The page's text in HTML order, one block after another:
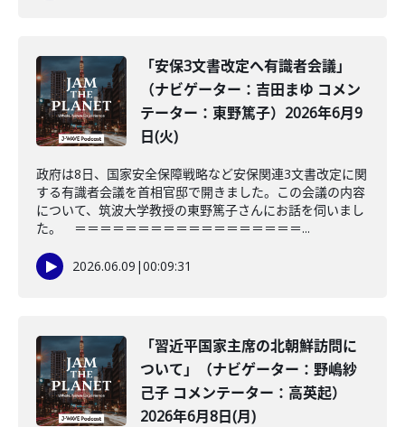
「安保3文書改定へ有識者会議」
（ナビゲーター：吉田まゆ コメン
テーター：東野篤子）2026年6月9
日(火)
政府は8日、国家安全保障戦略など安保関連3文書改定に関
する有識者会議を首相官邸で開きました。この会議の内容
について、筑波大学教授の東野篤子さんにお話を伺いまし
た。 ＝＝＝＝＝＝＝＝＝＝＝＝＝＝＝＝＝＝...
2026.06.09 |00:09:31
「習近平国家主席の北朝鮮訪問に
ついて」（ナビゲーター：野嶋紗
己子 コメンテーター：高英起）
2026年6月8日(月)